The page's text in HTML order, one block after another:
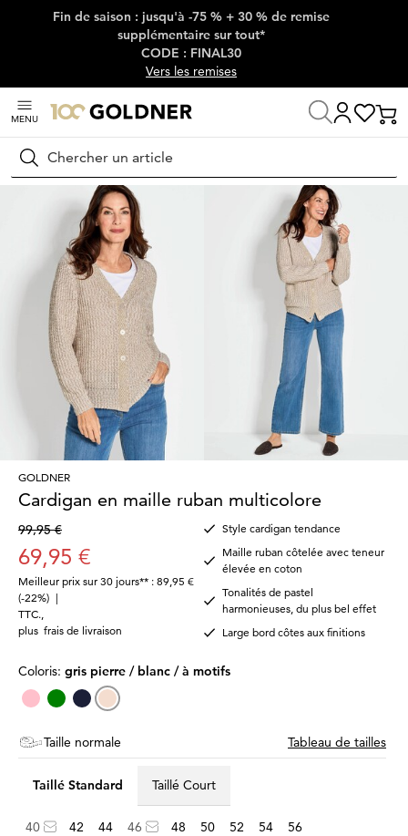
Passer la navigation, aller directement au contenu
Fin de saison : jusqu'à -75 % + 30 % de remise
supplémentaire sur tout*
CODE : FINAL30
Vers les remises
MENU
Rechercher
Maison Mode femme Tricots & pulls
GOLDNER
Cardigan en maille ruban multicolore
99,95 €
69,95 €
Meilleur prix sur 30 jours** : 89,95 €
(-22%) |
TTC.
plus frais de livraison
Style cardigan tendance
Maille ruban côtelée avec teneur
élevée en coton
Tonalités de pastel
harmonieuses, du plus bel effet
Large bord côtes aux finitions
Coloris: gris pierre / blanc / à motifs
Taille normale Tableau de tailles
Taillé Standard Taillé Court
40 42 44 46 48 50 52 54
56